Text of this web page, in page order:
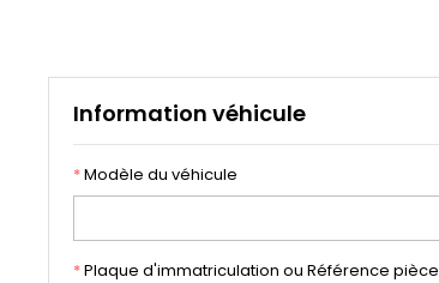
Information véhicule
*Modèle du véhicule
*Plaque d'immatriculation ou Référence pièce